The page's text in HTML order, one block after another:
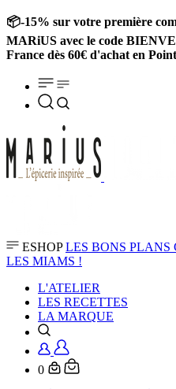
📦-15% sur votre première
MARiUS avec le code
France dès 60€ d'achat en
ESHOP LES BONS PLANS
LES MIAMS !
L'ATELIER
LES RECETTES
LA MARQUE
0